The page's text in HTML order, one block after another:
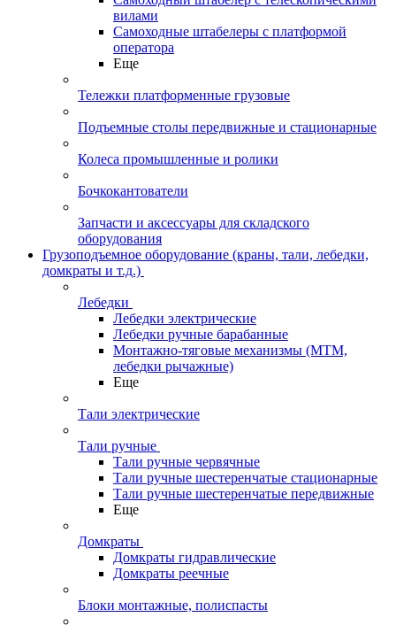
вилами
Самоходные штабелеры с платформой
оператора
Еще
Тележки платформенные грузовые
Подъемные столы передвижные и стационарные
Колеса промышленные и ролики
Бочкокантователи
Запчасти и аксессуары для складского
оборудования
Грузоподъемное оборудование (краны, тали, лебедки,
домкраты и т.д.)
Лебедки
Лебедки электрические
Лебедки ручные барабанные
Монтажно-тяговые механизмы (МТМ,
лебедки рычажные)
Еще
Тали электрические
Тали ручные
Тали ручные червячные
Тали ручные шестеренчатые стационарные
Тали ручные шестеренчатые передвижные
Еще
Домкраты
Домкраты гидравлические
Домкраты реечные
Блоки монтажные, полиспасты